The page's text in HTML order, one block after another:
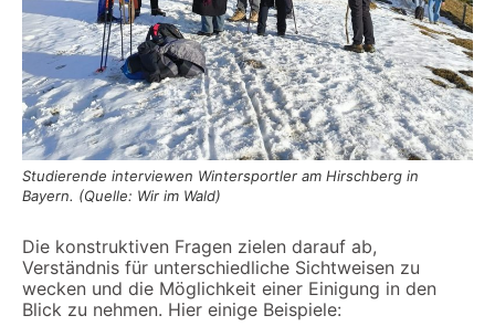
Studierende interviewen Wintersportler am Hirschberg in
Bayern. (Quelle: Wir im Wald)
Die konstruktiven Fragen zielen darauf ab,
Verständnis für unterschiedliche Sichtweisen zu
wecken und die Möglichkeit einer Einigung in den
Blick zu nehmen. Hier einige Beispiele: